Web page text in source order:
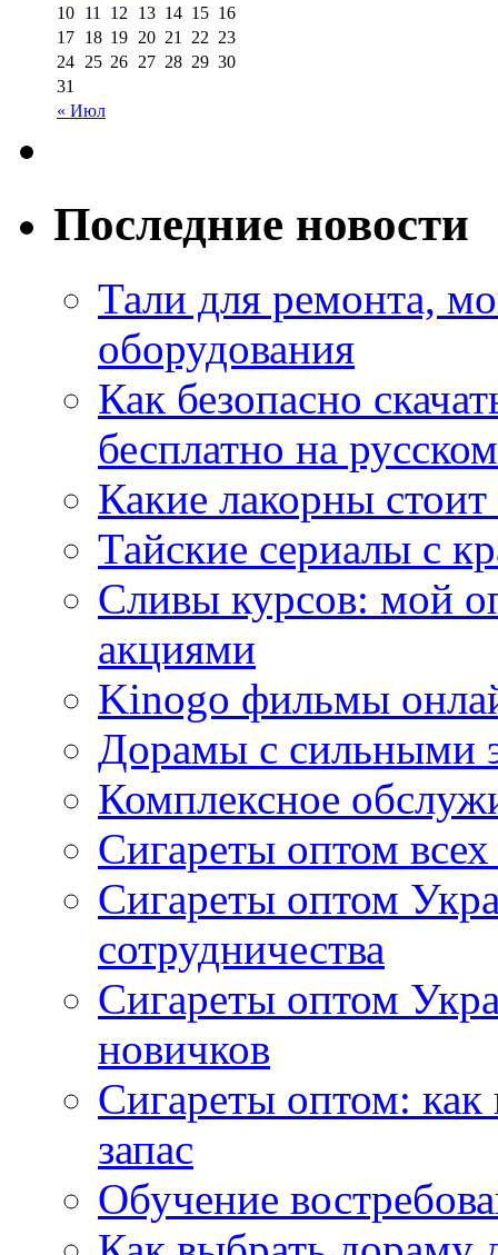
« Июл
10 11 12 13 14 15 16
17 18 19 20 21 22 23
24 25 26 27 28 29 30
31
Последние новости
Тали для ремонта,
оборудования
Как безопасно
бесплатно на
Какие лакорны
Тайские сериалы с
Сливы курсов: мой
акциями
Kinogo фильмы
Дорамы с сильными
Комплексное
Сигареты оптом
Сигареты оптом
сотрудничества
Сигареты оптом
новичков
Сигареты оптом:
запас
Обучение